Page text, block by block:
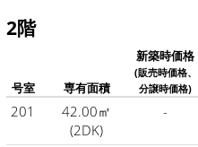
2階
号室 専有面積
新築時価格
(販売時価格、
分譲時価格)
201
42.00㎡
(2DK)
-